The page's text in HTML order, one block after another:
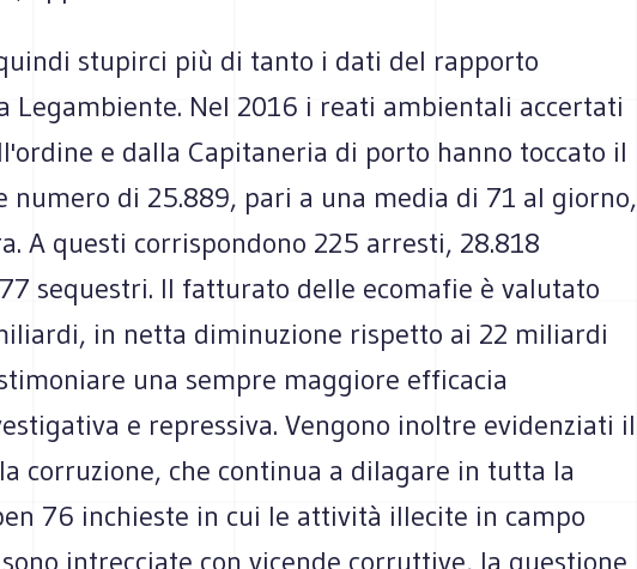
stupirci più di tanto i dati del rapporto
Legambiente. Nel 2016 i reati ambientali accertati
e dalla Capitaneria di porto hanno toccato il
numero di 25.889, pari a una media di 71 al giorno,
A questi corrispondono 225 arresti, 28.818
sequestri. Il fatturato delle ecomafie è valutato
in netta diminuzione rispetto ai 22 miliardi
una sempre maggiore efficacia
e repressiva. Vengono inoltre evidenziati il
corruzione, che continua a dilagare in tutta la
76 inchieste in cui le attività illecite in campo
intrecciate con vicende corruttive, la questione